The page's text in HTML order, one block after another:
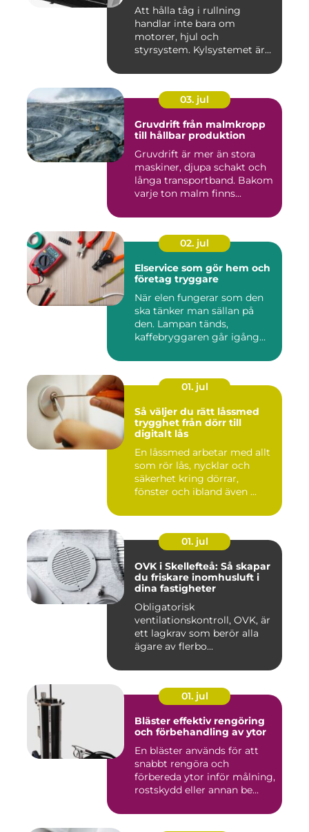
Att hålla tåg i rullning
handlar inte bara om
motorer, hjul och
styrsystem. Kylsystemet är
03. jul
Gruvdrift från malmkropp
till hållbar produktion
Gruvdrift är mer än stora
maskiner, djupa schakt och
långa transportband. Bakom
varje ton malm finns...
02. jul
Elservice som gör hem och
företag tryggare
När elen fungerar som den
ska tänker man sällan på
den. Lampan tänds,
kaffebryggaren går igång
01. jul
Så väljer du rätt låssmed
trygghet från dörr till
digitalt lås
En låssmed arbetar med allt
som rör lås, nycklar och
säkerhet kring dörrar,
fönster och ibland även ...
01. jul
OVK i Skellefteå: Så skapar
du friskare inomhusluft i
dina fastigheter
Obligatorisk
ventilationskontroll, OVK, är
ett lagkrav som berör alla
ägare av flerbo...
01. jul
Bläster effektiv rengöring
och förbehandling av ytor
En bläster används för att
snabbt rengöra och
förbereda ytor inför målning,
rostskydd eller annan be...